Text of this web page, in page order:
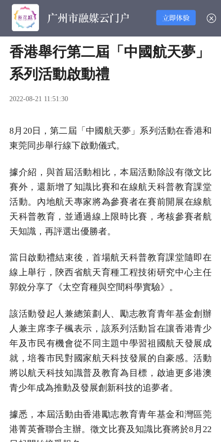
香港舉行第二屆「中國航天夢」
系列活動啟動禮
2022-08-21 11:51:30
8月20日，第二屆「中國航天夢」系列活動在香港和
東莞同步舉行線下啟動儀式。
據介紹，與首屆活動相比，本屆活動除設有徵文比
賽外，還新增了知識比賽和在線航天科普教育課堂
活動。內地航天專家將為參賽者在賽前開展在線航
天科普教育，並通過線上限時比賽，考核參賽者航
天知識，再評選出優勝者。
當日啟動禮結束後，首場航天科普教育課堂隨即在
線上舉行，陝西省航天育種工程技術研究中心主任
郭銳分享了《太空育種與空間科學實驗》。
該活動發起人兼總策劃人、勵志教育青年基金創辦
人兼主席李子楓表示，該系列活動旨在讓香港青少
年及市民有機會從不同主題中學習祖國航天發展成
就，培養市民對國家航天科技發展的自豪感。活動
將以航天科技知識普及教育為目標，啟迪更多港澳
青少年成為推動及發展創新科技的追夢者。
據悉，本屆活動由香港勵志教育青年基金和灣區莞
港菁英薈聯合主辦。徵文比賽及知識比賽將於8月22